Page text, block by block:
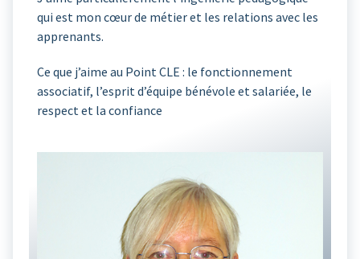
qui est mon cœur de métier et les relations avec les
apprenants.
Ce que j’aime au Point CLE : le fonctionnement
associatif, l’esprit d’équipe bénévole et salariée, le
respect et la confiance